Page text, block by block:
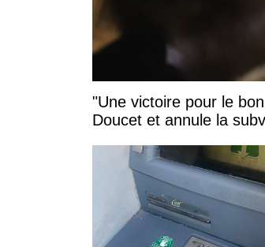
"Une victoire pour le
Doucet et annule la